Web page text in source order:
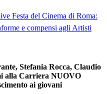
Festa del Cinema di Roma:
e compensi agli Artisti
Stefania Rocca, Claudio
alla Carriera NUOVO
ai giovani